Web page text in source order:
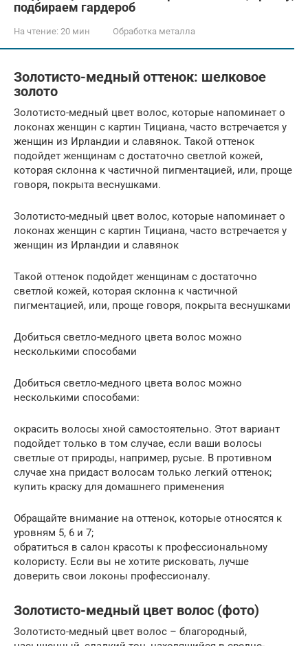
подбираем гардероб
На чтение: 20 мин Обработка металла
Золотисто-медный оттенок: шелковое
золото
Золотисто-медный цвет волос, которые напоминает о
локонах женщин с картин Тициана, часто встречается у
женщин из Ирландии и славянок. Такой оттенок
подойдет женщинам с достаточно светлой кожей,
которая склонна к частичной пигментацией, или, проще
говоря, покрыта веснушками.
Золотисто-медный цвет волос, которые напоминает о
локонах женщин с картин Тициана, часто встречается у
женщин из Ирландии и славянок
Такой оттенок подойдет женщинам с достаточно
светлой кожей, которая склонна к частичной
пигментацией, или, проще говоря, покрыта веснушками
Добиться светло-медного цвета волос можно
несколькими способами
Добиться светло-медного цвета волос можно
несколькими способами:
окрасить волосы хной самостоятельно. Этот вариант
подойдет только в том случае, если ваши волосы
светлые от природы, например, русые. В противном
случае хна придаст волосам только легкий оттенок;
купить краску для домашнего применения
Обращайте внимание на оттенок, которые относятся к
уровням 5, 6 и 7;
обратиться в салон красоты к профессиональному
колористу. Если вы не хотите рисковать, лучше
доверить свои локоны профессионалу.
Золотисто-медный цвет волос (фото)
Золотисто-медный цвет волос – благородный,